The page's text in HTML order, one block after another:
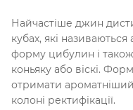
Найчастіше джин
кубах, які
форму цибулин і
коньяку або віскі.
отримати
колоні ректифікації.